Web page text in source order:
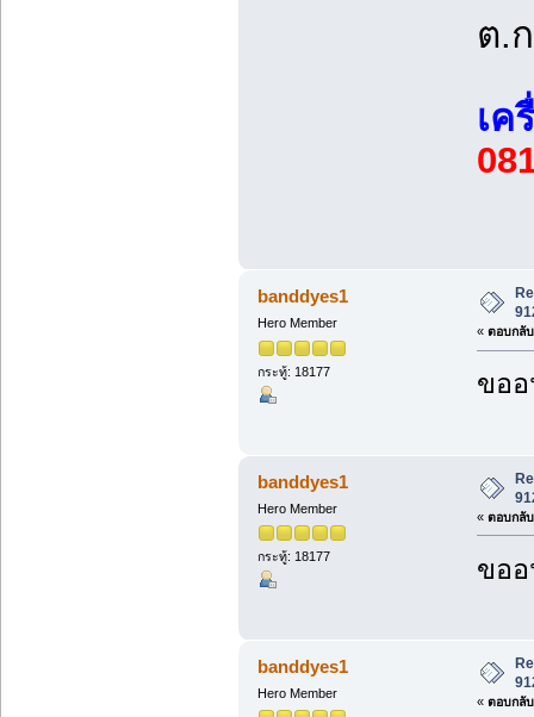
ต.
เค
banddyes1
Hero Member
กระทู้: 18177
« ตอบกลั
ขอ
banddyes1
Hero Member
กระทู้: 18177
« ตอบกลั
ขอ
banddyes1
Hero Member
« ตอบกลั